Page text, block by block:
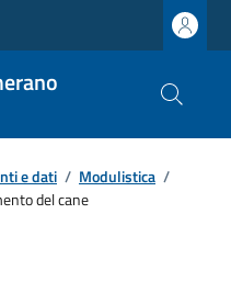
e dati / Modulistica /
del cane